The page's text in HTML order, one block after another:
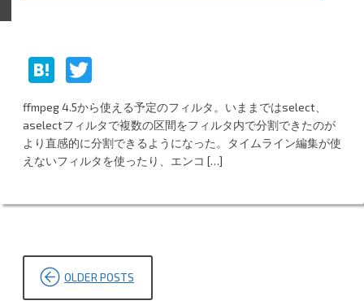
H
at
e
n
a
w
itt
er
ffmpeg 4.5から使える予定のフィルタ。いままではselect、
aselectフィルタで複数の区間をフィルタ内で分割できたのが
より直感的に分割できるようになった。タイムライン編集が使
えないフィルタを使ったり、エンコ […]
投
稿
OLDER POSTS